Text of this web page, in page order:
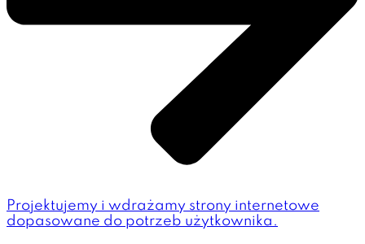
Projektujemy i wdrażamy strony internetowe
dopasowane do potrzeb użytkownika.